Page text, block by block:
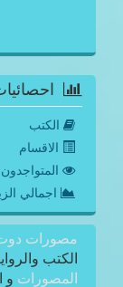
الكتب
الاقسام
المتواجدون
اجمالي
مصورات
الكتب
المصورات و